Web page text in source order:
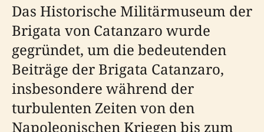
Das Historische Militärmuseum der
Brigata von Catanzaro wurde
gegründet, um die bedeutenden
Beiträge der Brigata Catanzaro,
insbesondere während der
turbulenten Zeiten von den
Napoleonischen Kriegen bis zum